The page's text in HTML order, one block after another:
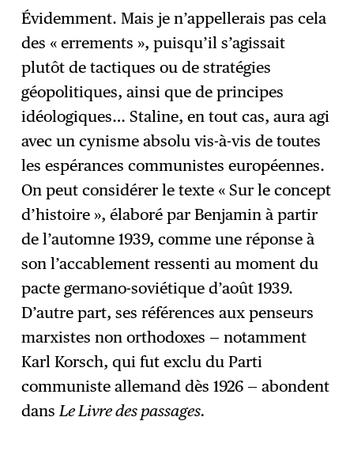
Évidemment. Mais je n’appellerais pas cela
des « errements », puisqu’il s’agissait
plutôt de tactiques ou de stratégies
géopolitiques, ainsi que de principes
idéologiques… Staline, en tout cas, aura agi
avec un cynisme absolu vis-à-vis de toutes
les espérances communistes européennes.
On peut considérer le texte « Sur le concept
d’histoire », élaboré par Benjamin à partir
de l’automne 1939, comme une réponse à
son l’accablement ressenti au moment du
pacte germano-soviétique d’août 1939.
D’autre part, ses références aux penseurs
marxistes non orthodoxes — notamment
Karl Korsch, qui fut exclu du Parti
communiste allemand dès 1926 — abondent
dansLe Livre des passages.